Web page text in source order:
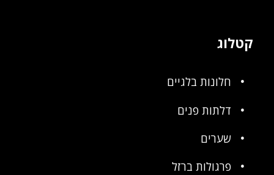
קטלוג
חלונות בלגיים
דלתות פנים
שערים
פרגולות ברזל